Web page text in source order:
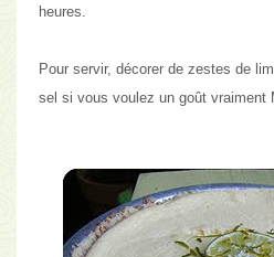
heures.
Pour servir, décorer de zestes de
sel si vous voulez un goût vraiment